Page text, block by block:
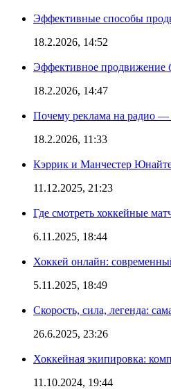
Эффективные способы
18.2.2026, 14:52
Эффективное продвижение
18.2.2026, 14:47
Почему реклама на радио —
18.2.2026, 11:33
Кэррик и Манчестер
11.12.2025, 21:23
Где смотреть хоккейные
6.11.2025, 18:44
Хоккей онлайн:
5.11.2025, 18:49
Скорость, сила, легенда:
26.6.2025, 23:26
Хоккейная экипировка:
11.10.2024, 19:44